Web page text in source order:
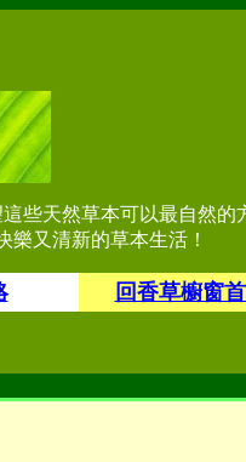
些天然草本可以最自然的
又清新的草本生活！
回香草櫥窗